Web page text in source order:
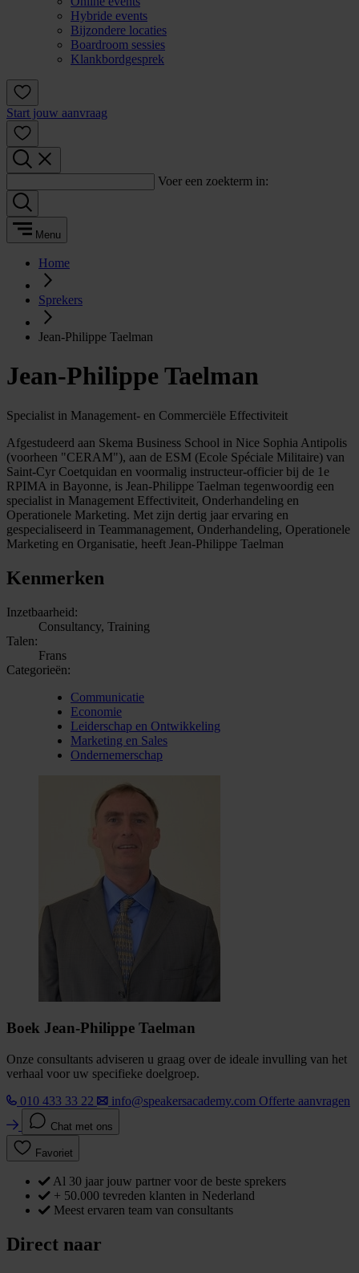
Hybride events
Bijzondere locaties
Boardroom sessies
Klankbordgesprek
Start jouw aanvraag
Voer een zoekterm in:
Menu
Home
Sprekers
Jean-Philippe Taelman
Jean-Philippe Taelman
Specialist in Management- en Commerciële Effectiviteit
Afgestudeerd aan Skema Business School in Nice Sophia Antipolis
(voorheen "CERAM"), aan de ESM (Ecole Spéciale Militaire) van
Saint-Cyr Coetquidan en voormalig instructeur-officier bij de 1e
RPIMA in Bayonne, is Jean-Philippe Taelman tegenwoordig een
specialist in Management Effectiviteit, Onderhandeling en
Operationele Marketing. Met zijn dertig jaar ervaring en
gespecialiseerd in Teammanagement, Onderhandeling, Operationele
Marketing en Organisatie, heeft Jean-Philippe Taelman
Kenmerken
Inzetbaarheid:
Consultancy, Training
Talen:
Frans
Categorieën:
Communicatie
Economie
Leiderschap en Ontwikkeling
Marketing en Sales
Ondernemerschap
Boek Jean-Philippe Taelman
Onze consultants adviseren u graag over de ideale invulling van het
verhaal voor uw specifieke doelgroep.
010 433 33 22
info@speakersacademy.com Offerte aanvragen
Chat met ons
Favoriet
Al 30 jaar jouw partner voor de beste sprekers
+ 50.000 tevreden klanten in Nederland
Meest ervaren team van consultants
Direct naar